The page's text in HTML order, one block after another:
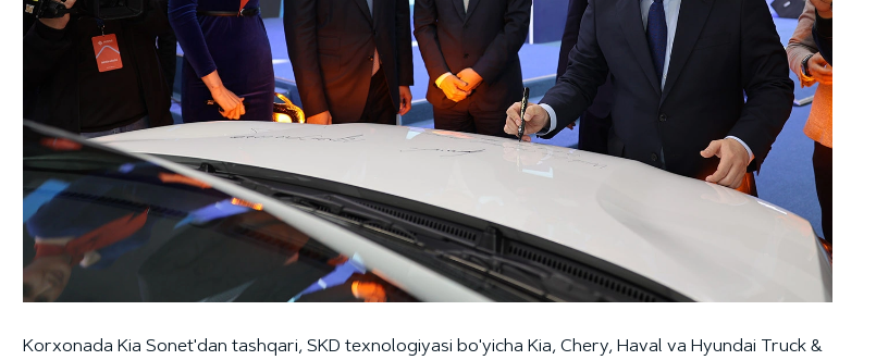
Korxonada Kia Sonet'dan tashqari, SKD texnologiyasi bo'yicha Kia, Chery, Haval va Hyundai Truck &